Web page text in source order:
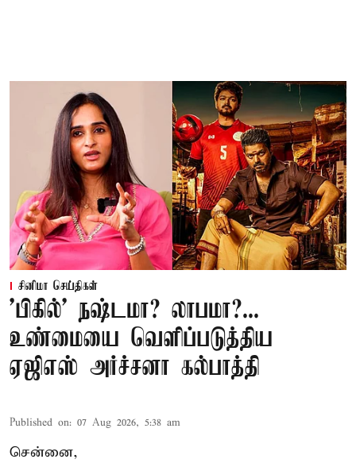
சினிமா செய்திகள்
'பிகில்' நஷ்டமா? லாபமா?...
உண்மையை வெளிப்படுத்திய
ஏஜிஎஸ் அர்ச்சனா கல்பாத்தி
Published on: 07 Aug 2026, 5:38 am
சென்னை,